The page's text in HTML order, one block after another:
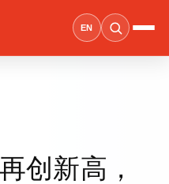
EN
创新高，